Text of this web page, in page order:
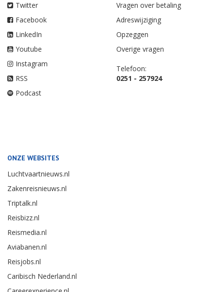
Twitter
Facebook
LinkedIn
Youtube
Instagram
RSS
Podcast
Vragen over betaling
Adreswijziging
Opzeggen
Overige vragen
Telefoon:
0251 - 257924
ONZE WEBSITES
Luchtvaartnieuws.nl
Zakenreisnieuws.nl
Triptalk.nl
Reisbizz.nl
Reismedia.nl
Aviabanen.nl
Reisjobs.nl
Caribisch Nederland.nl